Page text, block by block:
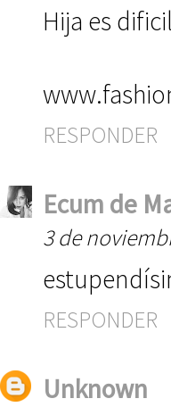
Hija es
RESPONDER
Ecum de
3 de
RESPONDER
Unknown